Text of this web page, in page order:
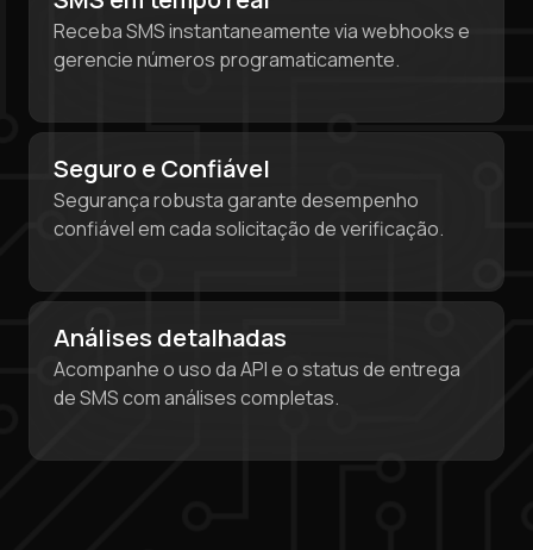
Receba SMS instantaneamente via webhooks e
gerencie números programaticamente.
Seguro e Confiável
Segurança robusta garante desempenho
confiável em cada solicitação de verificação.
Análises detalhadas
Acompanhe o uso da API e o status de entrega
de SMS com análises completas.
Step 1: Create the order on HidSim